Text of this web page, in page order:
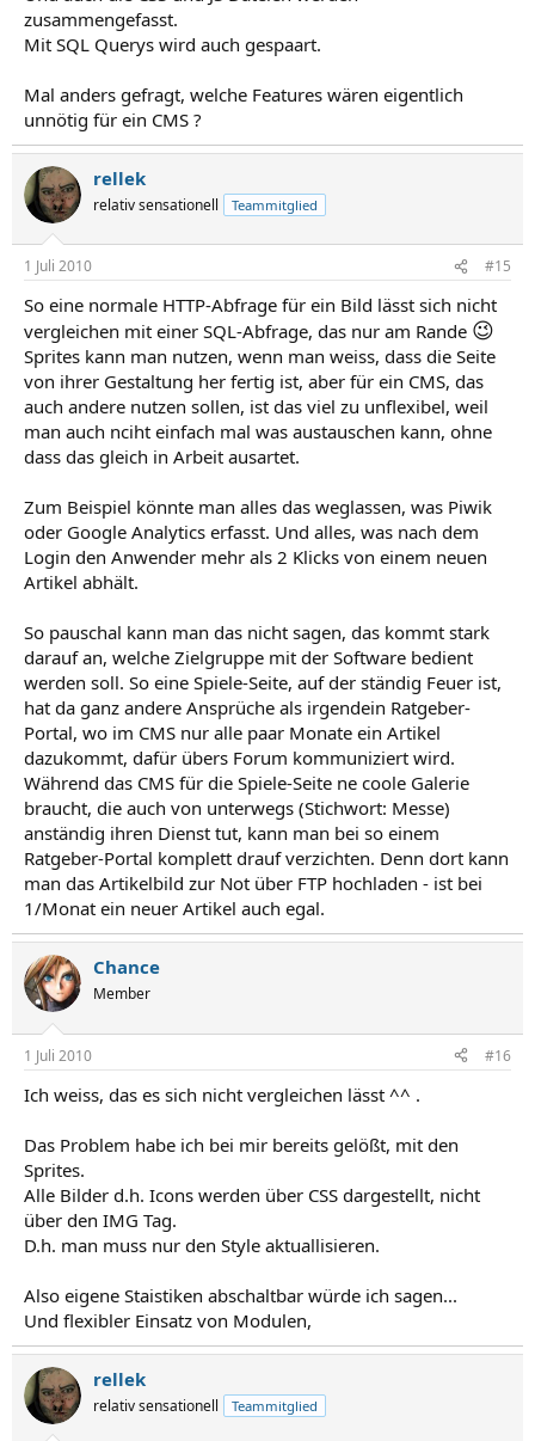
zusammengefasst.
Mit SQL Querys wird auch gespaart.
Mal anders gefragt, welche Features wären eigentlich
unnötig für ein CMS ?
rellek
relativ sensationell Teammitglied
1 Juli 2010 #15
So eine normale HTTP-Abfrage für ein Bild lässt sich nicht
vergleichen mit einer SQL-Abfrage, das nur am Rande 😉
Sprites kann man nutzen, wenn man weiss, dass die Seite
von ihrer Gestaltung her fertig ist, aber für ein CMS, das
auch andere nutzen sollen, ist das viel zu unflexibel, weil
man auch nciht einfach mal was austauschen kann, ohne
dass das gleich in Arbeit ausartet.
Zum Beispiel könnte man alles das weglassen, was Piwik
oder Google Analytics erfasst. Und alles, was nach dem
Login den Anwender mehr als 2 Klicks von einem neuen
Artikel abhält.
So pauschal kann man das nicht sagen, das kommt stark
darauf an, welche Zielgruppe mit der Software bedient
werden soll. So eine Spiele-Seite, auf der ständig Feuer ist,
hat da ganz andere Ansprüche als irgendein Ratgeber-
Portal, wo im CMS nur alle paar Monate ein Artikel
dazukommt, dafür übers Forum kommuniziert wird.
Während das CMS für die Spiele-Seite ne coole Galerie
braucht, die auch von unterwegs (Stichwort: Messe)
anständig ihren Dienst tut, kann man bei so einem
Ratgeber-Portal komplett drauf verzichten. Denn dort kann
man das Artikelbild zur Not über FTP hochladen - ist bei
1/Monat ein neuer Artikel auch egal.
Chance
Member
1 Juli 2010 #16
Ich weiss, das es sich nicht vergleichen lässt ^^ .
Das Problem habe ich bei mir bereits gelößt, mit den
Sprites.
Alle Bilder d.h. Icons werden über CSS dargestellt, nicht
über den IMG Tag.
D.h. man muss nur den Style aktuallisieren.
Also eigene Staistiken abschaltbar würde ich sagen...
Und flexibler Einsatz von Modulen,
rellek
relativ sensationell Teammitglied